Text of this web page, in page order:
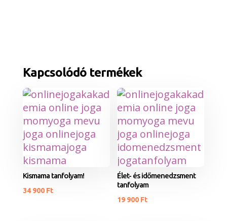
Kapcsolódó termékek
Kismama tanfolyam!
34 900 Ft
Élet- és időmenedzsment
tanfolyam
19 900 Ft